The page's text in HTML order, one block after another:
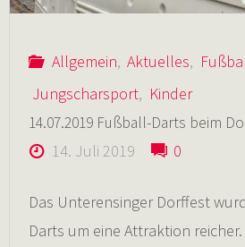
WICHTIGE
Allgemein, Aktuelles,
Jungscharsport, Kinder
14.07.2019 Fußball-Darts beim
14. Juli 2019 0
Das Unterensinger Dorffest
Darts um eine Attraktion